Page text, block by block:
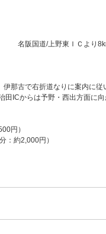
道/上野東ＩＣより
那古で右折道なりに案内に
ICからは予野・西出方面に
円）
：約2,000円）